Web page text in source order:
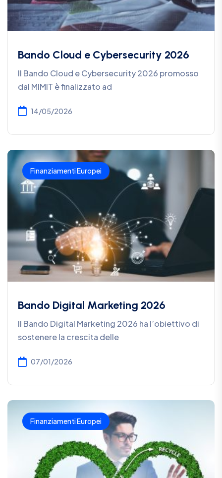
Bando Cloud e Cybersecurity 2026
Il Bando Cloud e Cybersecurity 2026 promosso
dal MIMIT è finalizzato ad
14/05/2026
Finanziamenti Europei
Bando Digital Marketing 2026
Il Bando Digital Marketing 2026 ha l’obiettivo di
sostenere la crescita delle
07/01/2026
Finanziamenti Europei